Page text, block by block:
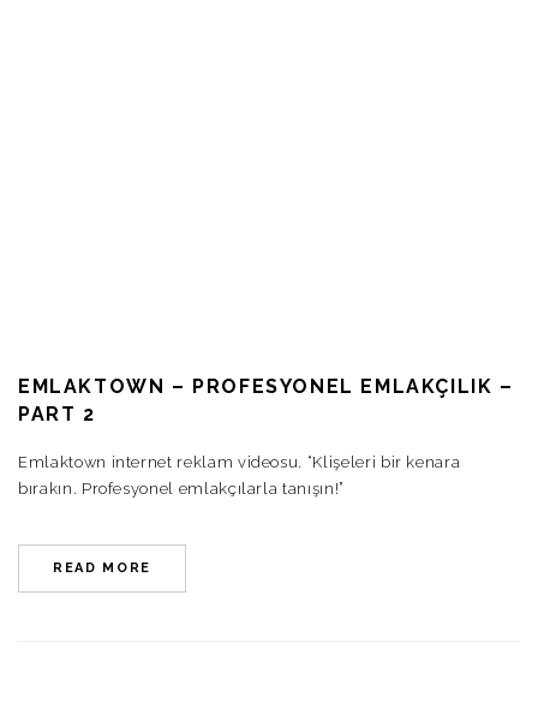
EMLAKTOWN – PROFESYONEL EMLAKÇILIK –
PART 2
Emlaktown internet reklam videosu. “Klişeleri bir kenara
bırakın. Profesyonel emlakçılarla tanışın!”
READ MORE